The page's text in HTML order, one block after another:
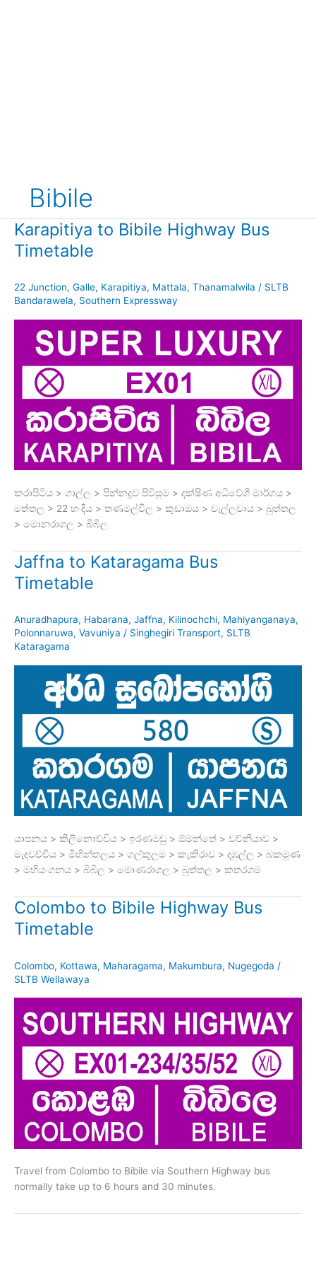
Bibile
Karapitiya to Bibile Highway Bus
Timetable
22 Junction, Galle, Karapitiya, Mattala, Thanamalwila / SLTB
Bandarawela, Southern Expressway
කරාපිටිය > ගාල්ල > පින්නදූව පිවිසුම > දක්ෂිණ අධිවේගී මාර්ගය >
මත්තල > 22 හංදිය > තණමල්විල > කුඩාඔය > වැල්ලවාය > බුත්තල
> මොනරාගල > බිබිල
Jaffna to Kataragama Bus
Timetable
Anuradhapura, Habarana, Jaffna, Kilinochchi, Mahiyanganaya,
Polonnaruwa, Vavuniya / Singhegiri Transport, SLTB
Kataragama
යාපනය > කිලිනොච්චිය > ඉරණමඩු > ඕමන්තේ > වව්නියාව >
මැදවච්චිය > මිහින්තලය > ගල්කුලම > කැකිරාව > දඹුල්ල > බකමූණ
> මහියංගනය > බිබිල > මොණරාගල > බුත්තල > කතරගම
Colombo to Bibile Highway Bus
Timetable
Colombo, Kottawa, Maharagama, Makumbura, Nugegoda /
SLTB Wellawaya
Travel from Colombo to Bibile via Southern Highway bus
normally take up to 6 hours and 30 minutes.